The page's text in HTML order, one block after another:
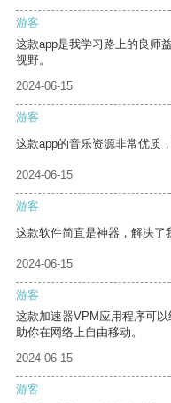
游客
这款app是我学习路上的良师
视野。
2024-06-15
游客
这款app的音乐资源非常优质
2024-06-15
游客
这款软件简直是神器，解决了
2024-06-15
游客
这款加速器VPM应用程序可
助你在网络上自由移动。
2024-06-15
游客